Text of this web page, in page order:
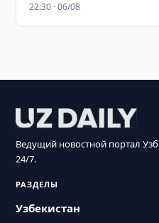
22:30 · 06/08
Ведущий новостной портал
24/7.
РАЗДЕЛЫ
Узбекистан